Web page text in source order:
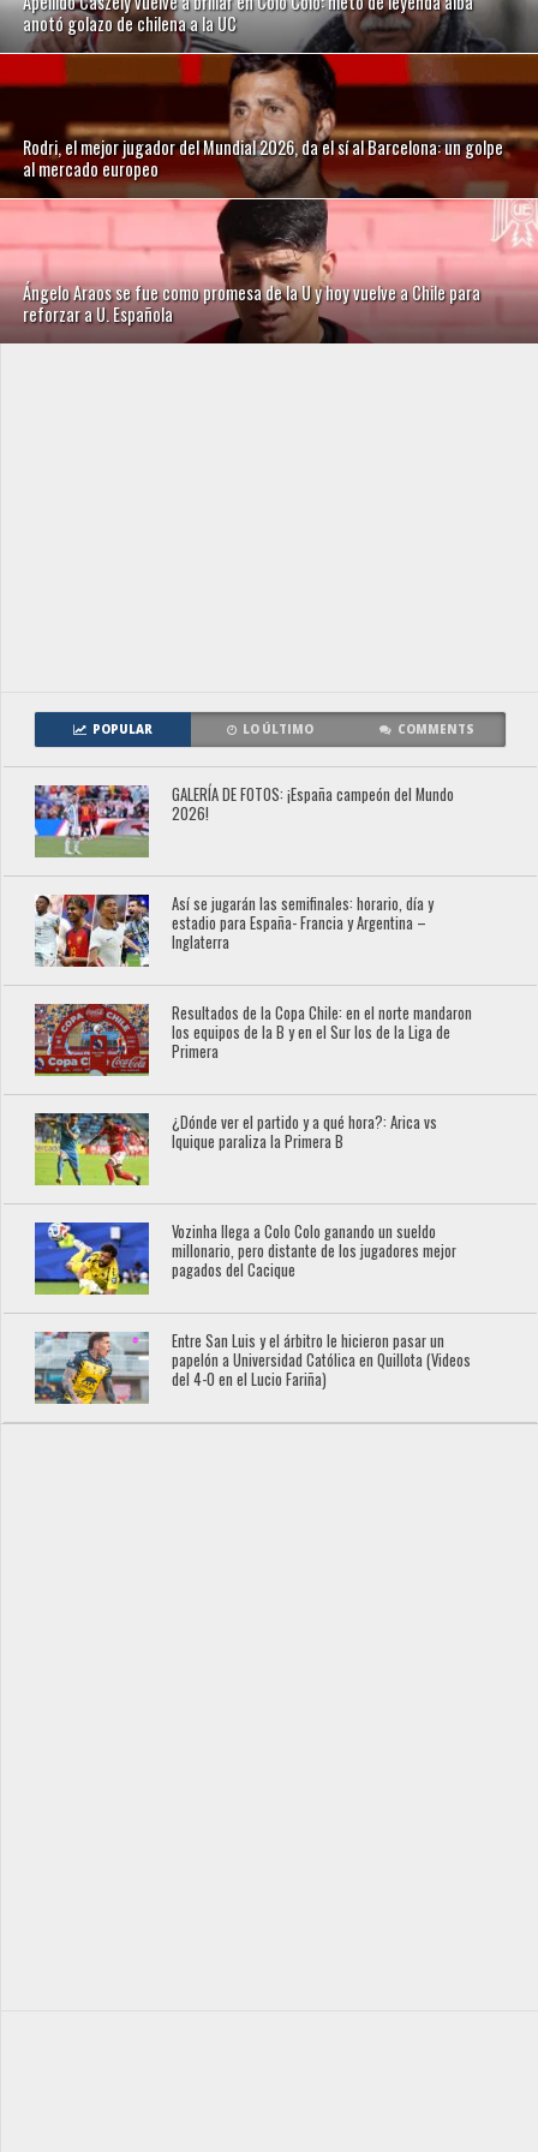
anotó golazo de chilena a la UC
Rodri, el mejor jugador del Mundial 2026, da el sí al Barcelona: un golpe
al mercado europeo
Ángelo Araos se fue como promesa de la U y hoy vuelve a Chile para
reforzar a U. Española
POPULAR LO ÚLTIMO COMMENTS
GALERÍA DE FOTOS: ¡España campeón del Mundo
2026!
Así se jugarán las semifinales: horario, día y
estadio para España- Francia y Argentina –
Inglaterra
Resultados de la Copa Chile: en el norte mandaron
los equipos de la B y en el Sur los de la Liga de
Primera
¿Dónde ver el partido y a qué hora?: Arica vs
Iquique paraliza la Primera B
Vozinha llega a Colo Colo ganando un sueldo
millonario, pero distante de los jugadores mejor
pagados del Cacique
Entre San Luis y el árbitro le hicieron pasar un
papelón a Universidad Católica en Quillota (Videos
del 4-0 en el Lucio Fariña)